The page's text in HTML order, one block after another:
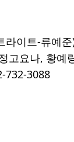
라이트-류예
고요나, 황예
732-3088